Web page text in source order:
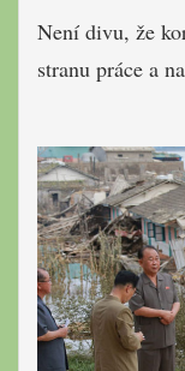
Není divu, že
stranu práce a